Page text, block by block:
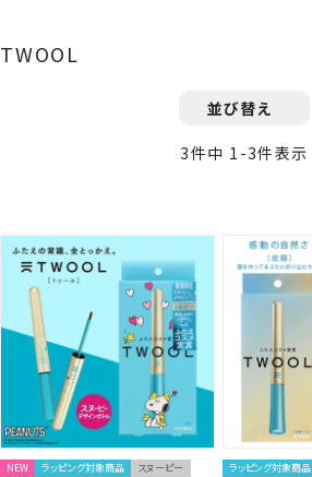
TWOOL
並び替え
3件中 1 -3件表示
NEW ラッピング対象商品
スヌーピー
ラッピング対象商品